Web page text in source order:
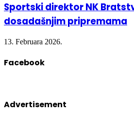
Sportski direktor NK
dosadašnjim pripremama
13. Februara 2026.
Facebook
Advertisement